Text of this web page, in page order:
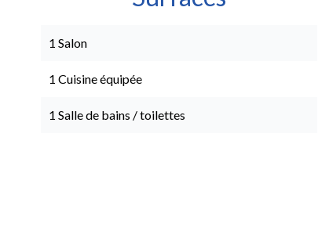
1 Salon
1 Cuisine équipée
1 Salle de bains / toilettes